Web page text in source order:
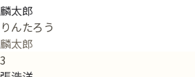
麟太郎
りんたろう
麟太郎
3